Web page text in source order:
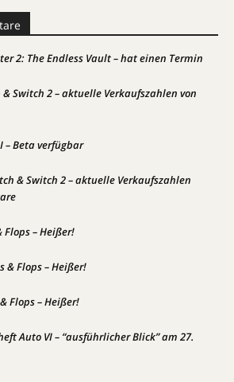
2: The Endless Vault – hat einen Termin
& Switch 2 – aktuelle Verkaufszahlen von
– Beta verfügbar
& Switch 2 – aktuelle Verkaufszahlen
Flops – Heißer!
& Flops – Heißer!
Flops – Heißer!
Auto VI – “ausführlicher Blick” am 27.